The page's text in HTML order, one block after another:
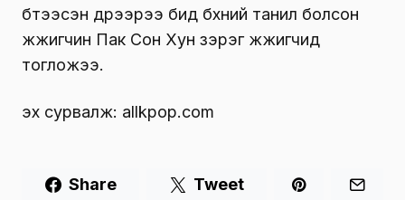
бүтээсэн дүрээрээ бид бүхний танил болсон
жүжигчин Пак Сон Хун зэрэг жүжигчид
тогложээ.
эх сурвалж: allkpop.com
Share Tweet